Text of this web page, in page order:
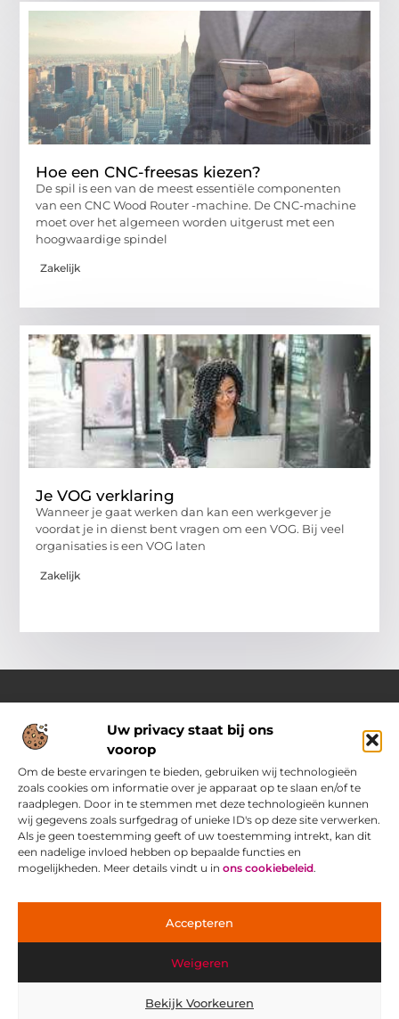
Uw privacy staat bij ons
voorop
Om de beste ervaringen te bieden, gebruiken wij technologieën
zoals cookies om informatie over je apparaat op te slaan en/of te
raadplegen. Door in te stemmen met deze technologieën kunnen
wij gegevens zoals surfgedrag of unieke ID's op deze site verwerken.
Als je geen toestemming geeft of uw toestemming intrekt, kan dit
een nadelige invloed hebben op bepaalde functies en
mogelijkheden. Meer details vindt u in ons cookiebeleid.
Accepteren
Weigeren
Bekijk Voorkeuren
Hoe een CNC-freesas kiezen?
De spil is een van de meest essentiële componenten
van een CNC Wood Router -machine. De CNC-machine
moet over het algemeen worden uitgerust met een
hoogwaardige spindel
Zakelijk
Je VOG verklaring
Wanneer je gaat werken dan kan een werkgever je
voordat je in dienst bent vragen om een VOG. Bij veel
organisaties is een VOG laten
Zakelijk
Over Pass4sure.nl
Jouw bron voor slimme inzichten en praktische tips
Verken een gevarieerd aanbod aan blogs en artikelen die je
dagelijks ondersteunen met bruikbare adviezen, slimme
strategieën en verrassende perspectieven om het beste uit
jezelf.
Main Links
Bericht categorie